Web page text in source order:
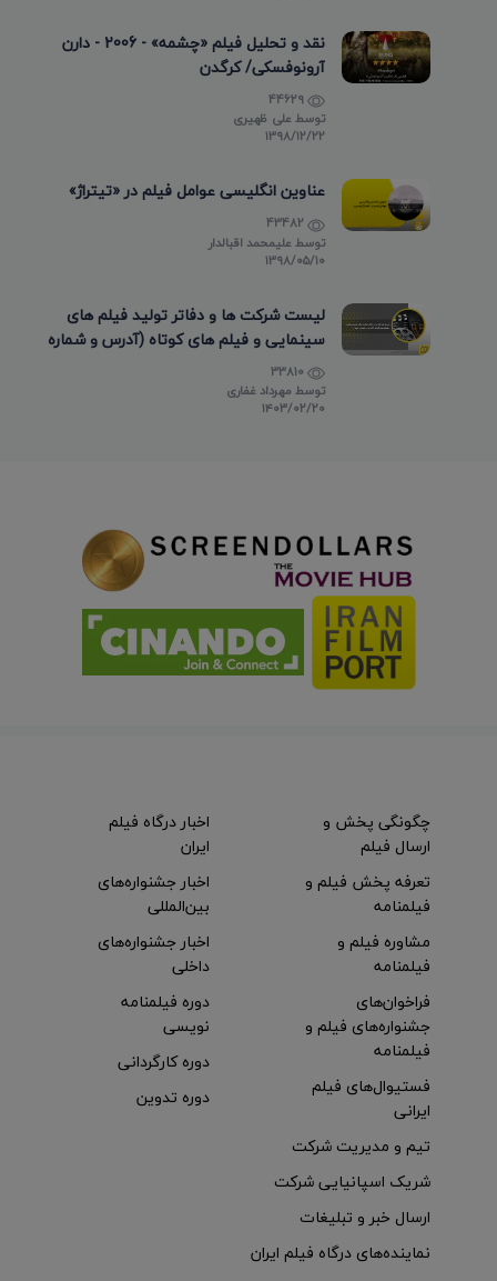
نقد و تحلیل فیلم «چشمه» - 2006 - دارن
آرونوفسکی/ کرگدن
توسطعلی ظهیری
۱۳۹۸/۱۲/۲۲
عناوین انگلیسی عوامل فیلم در «تیتراژ»
توسطعلیمحمد اقبالدار
۱۳۹۸/۰۵/۱۰
لیست شرکت ها و دفاتر تولید فیلم های
سینمایی و فیلم های کوتاه (آدرس و شماره
تماس)
توسط مهرداد غفاری
۱۴۰۳/۰۲/۲۰
چگونگی پخش و
ارسال فیلم
تعرفه پخش فیلم و
فیلمنامه
مشاوره فیلم و
فیلمنامه
اخبار درگاه فیلم
ایران
اخبار جشنواره‌های
بین‌المللی
اخبار جشنواره‌های
داخلی
فراخوان‌های
جشنواره‌های فیلم و
فیلمنامه
فستیوال‌های فیلم
ایرانی
دوره فیلمنامه
نویسی
دوره کارگردانی
دوره تدوین
تیم و مدیریت شرکت
شریک اسپانیایی شرکت
ارسال خبر و تبلیغات
نماینده‌های درگاه فیلم ایران